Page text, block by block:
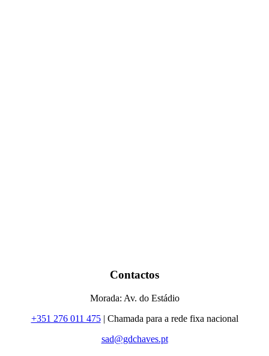
Contactos
Morada: Av. do Estádio
+351 276 011 475| Chamada para a rede fixa nacional
sad@gdchaves.pt